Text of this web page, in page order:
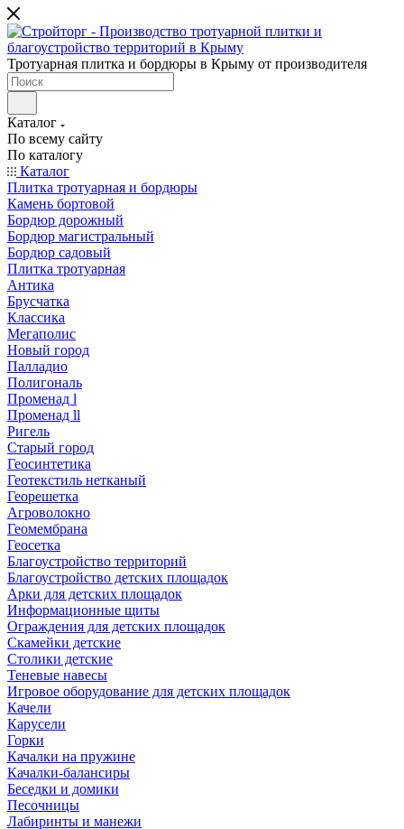
Тротуарная плитка и бордюры в Крыму от производителя
Каталог
По всему сайту
По каталогу
Каталог
Плитка тротуарная и бордюры
Камень бортовой
Бордюр дорожный
Бордюр магистральный
Бордюр садовый
Плитка тротуарная
Антика
Брусчатка
Классика
Мегаполис
Новый город
Палладио
Полигональ
Променад l
Променад ll
Ригель
Старый город
Геосинтетика
Геотекстиль нетканый
Георешетка
Агроволокно
Геомембрана
Геосетка
Благоустройство территорий
Благоустройство детских площадок
Арки для детских площадок
Информационные щиты
Ограждения для детских площадок
Скамейки детские
Столики детские
Теневые навесы
Игровое оборудование для детских площадок
Качели
Карусели
Горки
Качалки на пружине
Качалки-балансиры
Беседки и домики
Песочницы
Лабиринты и манежи